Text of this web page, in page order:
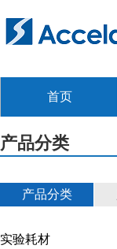
首页
产品分类
产品分类
实验耗材